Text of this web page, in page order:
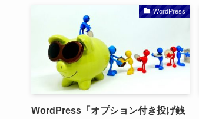
WordPress
WordPress「オプション付き投げ銭